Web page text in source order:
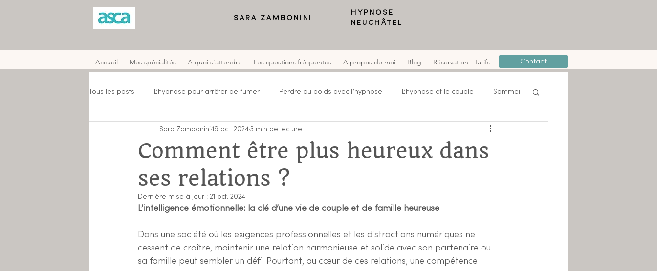
SARA ZAMBONINI
HYPNOSE
NEUCHÂTEL
Accueil Mes spécialités A quoi s'attendre Les questions fréquentes A propos de moi Blog Réservation - Tarifs Contact
Tous les posts L’hypnose pour arrêter de fumer Perdre du poids avec l’hypnose L’hypnose et le couple Sommeil
Apprivoiser ses émotions enfant L'hypnose
Comment être plus heureux dans
ses relations ?
Sara Zambonini 19 oct. 2024 3 min de lecture
Dernière mise à jour : 21 oct. 2024
L’intelligence émotionnelle: la clé d’une vie de couple et de famille heureuse
Dans une société où les exigences professionnelles et les distractions numériques ne
cessent de croître, maintenir une relation harmonieuse et solide avec son partenaire ou
sa famille peut sembler un défi. Pourtant, au cœur de ces relations, une compétence